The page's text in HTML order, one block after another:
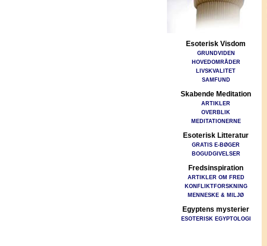
Esoterisk Visdom
GRUNDVIDEN
HOVEDOMRÅDER
LIVSKVALITET
SAMFUND
Skabende Meditation
ARTIKLER
OVERBLIK
MEDITATIONERNE
Esoterisk Litteratur
GRATIS E-BØGER
BOGUDGIVELSER
Fredsinspiration
ARTIKLER OM FRED
KONFLIKTFORSKNING
MENNESKE & MILJØ
Egyptens mysterier
ESOTERISK EGYPTOLOGI